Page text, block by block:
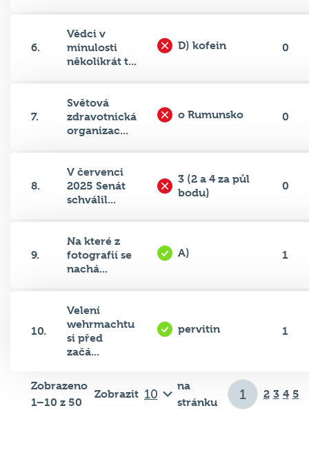
6.
Vědci v
minulosti
několikrát t...
D) kofein 0
7.
Světová
zdravotnická
organizac...
o Rumunsko 0
8.
V červenci
2025 Senát
schválil...
3 (2 a 4 za půl
bodu)
0
9.
Na které z
fotografií se
nachá...
A) 1
10.
Velení
wehrmachtu
si před
začá...
pervitin 1
Zobrazeno
1–10 z 50
Zobrazit
na
stránku
2 3 4 5